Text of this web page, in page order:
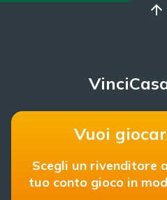
arrow_upward
Vuoi
Scegli un rivenditore
tuo conto gioco in